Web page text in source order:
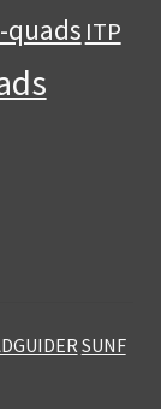
quads ITP
SUNF